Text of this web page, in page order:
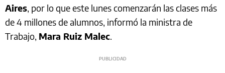
Aires, por lo que este lunes comenzarán las clases más
de 4 millones de alumnos, informó la ministra de
Trabajo, Mara Ruiz Malec.